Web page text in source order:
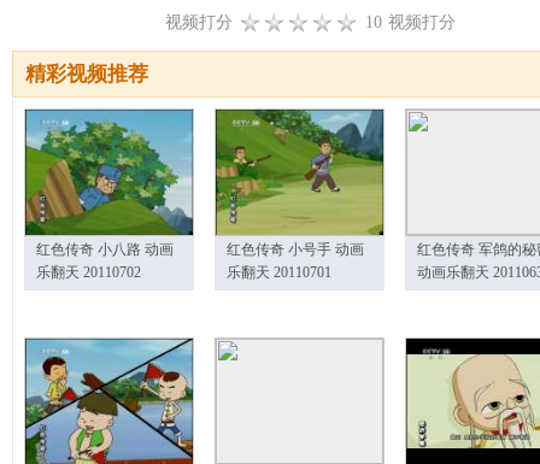
视频打分 10 视频打分
精彩视频推荐
红色传奇 小八路 动画
乐翻天 20110702
红色传奇 小号手 动画
乐翻天 20110701
红色传奇 军鸽的秘
动画乐翻天